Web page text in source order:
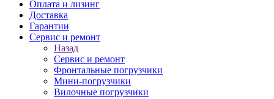
Оплата и лизинг
Доставка
Гарантии
Сервис и ремонт
Назад
Сервис и ремонт
Фронтальные погрузчики
Мини-погрузчики
Вилочные погрузчики